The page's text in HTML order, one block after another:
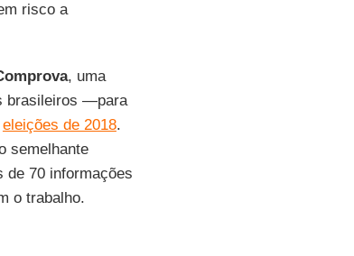
risco a
, uma
brasileiros —para
eleições de 2018.
semelhante
de 70 informações
o trabalho.